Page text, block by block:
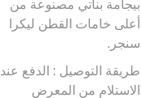
بيجامة بناتي مصنوعة من
أعلى خامات القطن ليكرا
سنجر.
طريقة التوصيل : الدفع عند
الاستلام من المعرض